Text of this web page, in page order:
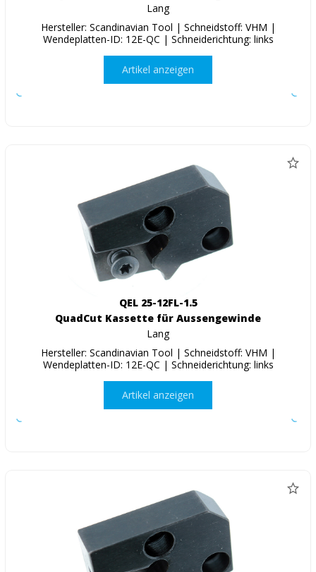
Lang
Hersteller: Scandinavian Tool | Schneidstoff: VHM |
Wendeplatten-ID: 12E-QC | Schneiderichtung: links
Artikel anzeigen
QEL 25-12FL-1.5
QuadCut Kassette für Aussengewinde
Lang
Hersteller: Scandinavian Tool | Schneidstoff: VHM |
Wendeplatten-ID: 12E-QC | Schneiderichtung: links
Artikel anzeigen